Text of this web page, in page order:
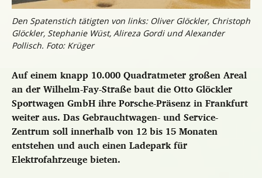
Den Spatenstich tätigten von links: Oliver Glöckler, Christoph
Glöckler, Stephanie Wüst, Alireza Gordi und Alexander
Pollisch. Foto: Krüger
Auf einem knapp 10.000 Quadratmeter großen Areal
an der Wilhelm-Fay-Straße baut die Otto Glöckler
Sportwagen GmbH ihre Porsche-Präsenz in Frankfurt
weiter aus. Das Gebrauchtwagen- und Service-
Zentrum soll innerhalb von 12 bis 15 Monaten
entstehen und auch einen Ladepark für
Elektrofahrzeuge bieten.